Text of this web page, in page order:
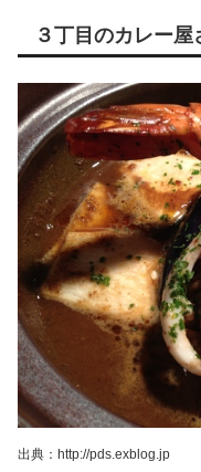
３丁目のカレー屋
出典：http://pds.exblog.jp